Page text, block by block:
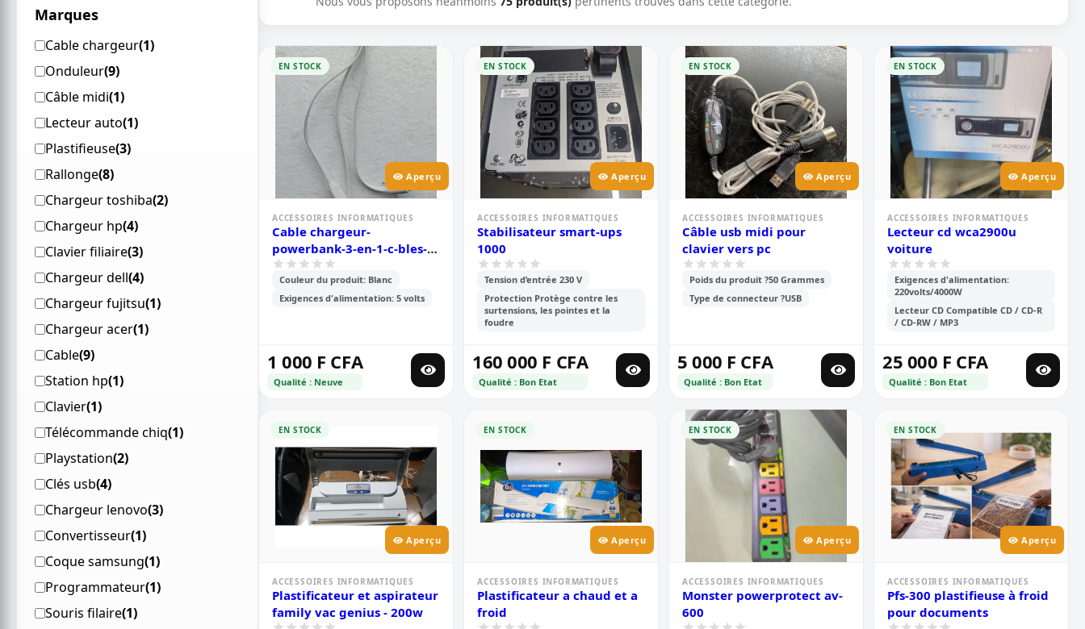
Marques
Cable chargeur(1)
Onduleur(9)
Câble midi(1)
Lecteur auto(1)
Plastifieuse(3)
Rallonge(8)
Chargeur toshiba(2)
Chargeur hp(4)
Clavier filiaire(3)
Chargeur dell(4)
Chargeur fujitsu(1)
Chargeur acer(1)
Cable(9)
Station hp(1)
Clavier(1)
Télécommande chiq(1)
Playstation(2)
Clés usb(4)
Chargeur lenovo(3)
Convertisseur(1)
Coque samsung(1)
Programmateur(1)
Souris filaire(1)
EN STOCK
Aperçu
ACCESSOIRES INFORMATIQUES
Cable chargeur-
powerbank-3-en-1-c-bles-
plats-et-flexibles
Couleur du produit: Blanc
Exigences d'alimentation: 5 volts
1 000 F CFA
Qualité : Neuve
EN STOCK
Aperçu
ACCESSOIRES INFORMATIQUES
Stabilisateur smart-ups
1000
Tension d’entrée 230 V
Protection Protège contre les
surtensions, les pointes et la
foudre
160 000 F CFA
Qualité : Bon Etat
EN STOCK
Aperçu
ACCESSOIRES INFORMATIQUES
Câble usb midi pour
clavier vers pc
Poids du produit ?50 Grammes
Type de connecteur ?USB
5 000 F CFA
Qualité : Bon Etat
EN STOCK
Aperçu
ACCESSOIRES INFORMATIQUES
Lecteur cd wca2900u
voiture
Exigences d'alimentation:
220volts/4000W
Lecteur CD Compatible CD / CD-R
/ CD-RW / MP3
25 000 F CFA
Qualité : Bon Etat
EN STOCK
Aperçu
ACCESSOIRES INFORMATIQUES
Plastificateur et aspirateur
family vac genius - 200w
EN STOCK
Aperçu
ACCESSOIRES INFORMATIQUES
Plastificateur a chaud et a
froid
EN STOCK
Aperçu
ACCESSOIRES INFORMATIQUES
Monster powerprotect av-
600
EN STOCK
Aperçu
ACCESSOIRES INFORMATIQUES
Pfs-300 plastifieuse à froid
pour documents